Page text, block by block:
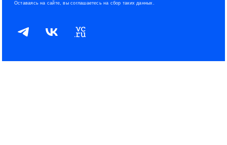
Оставаясь на сайте, вы соглашаетесь на сбор таких данных.